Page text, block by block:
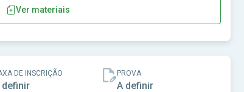
Ver materiais
DE INSCRIÇÃO
definir
PROVA
A definir